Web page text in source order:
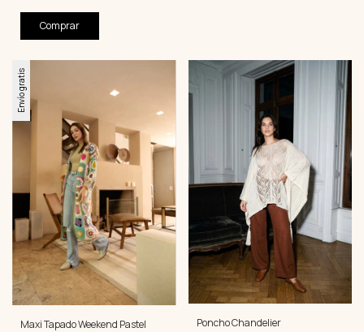
Comprar
Envío gratis
Maxi Tapado Weekend Pastel Poncho Chandelier